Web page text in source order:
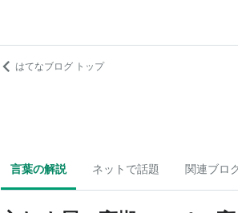
はてなブログ トップ
言葉の解説 ネットで話題 関連ブロ